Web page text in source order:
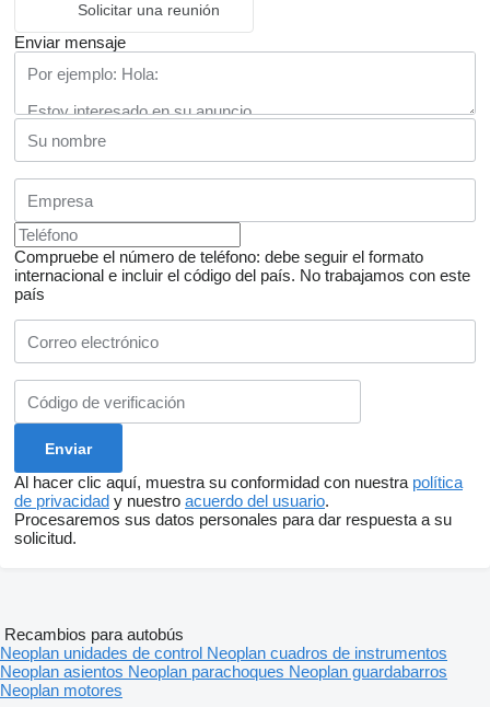
Solicitar una reunión
Enviar mensaje
Compruebe el número de teléfono: debe seguir el formato
internacional e incluir el código del país. No trabajamos con este
país
Al hacer clic aquí, muestra su conformidad con nuestra política
de privacidad y nuestro acuerdo del usuario.
Procesaremos sus datos personales para dar respuesta a su
solicitud.
Recambios para autobús
Neoplan unidades de control Neoplan cuadros de instrumentos
Neoplan asientos Neoplan parachoques Neoplan guardabarros
Neoplan motores